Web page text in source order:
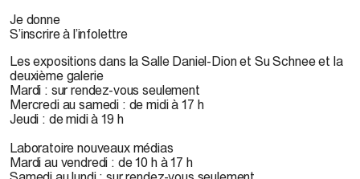
Je donne
S’inscrire à l’infolettre
Les expositions dans la Salle Daniel-Dion et Su Schnee et la
deuxième galerie
Mardi : sur rendez-vous seulement
Mercredi au samedi : de midi à 17 h
Jeudi : de midi à 19 h
Laboratoire nouveaux médias
Mardi au vendredi : de 10 h à 17 h